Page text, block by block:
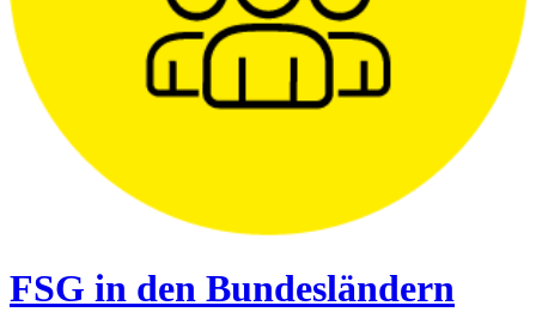
FSG in den Bundesländern